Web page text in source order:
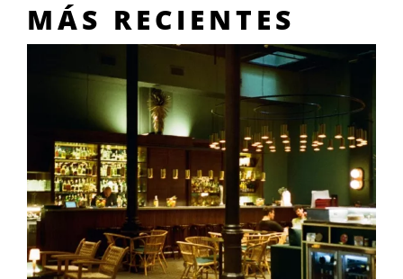
MÁS RECIENTES